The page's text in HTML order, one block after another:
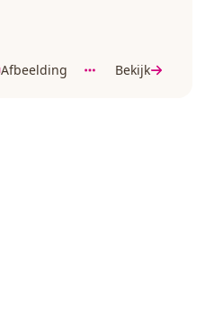
Afbeelding Bekijk